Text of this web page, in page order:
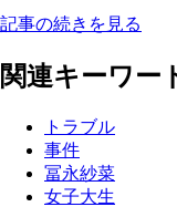
記事の続きを見る
関連キーワー
トラブル
事件
冨永紗菜
女子大生